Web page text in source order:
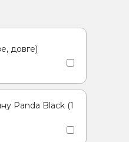
Маракуя, Персик
Маракуя
довге)
Panda Black (1